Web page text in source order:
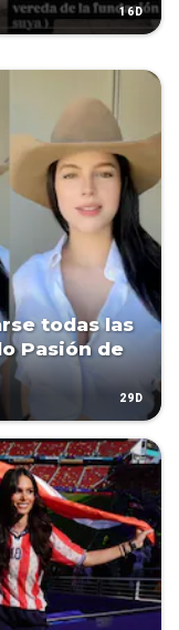
16D
todas las
Pasión de
29D